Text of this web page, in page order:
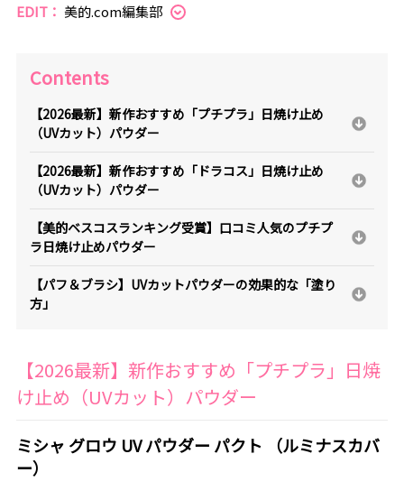
EDIT： 美的.com編集部
Contents
【2026最新】新作おすすめ「プチプラ」日焼け止め
（UVカット）パウダー
【2026最新】新作おすすめ「ドラコス」日焼け止め
（UVカット）パウダー
【美的ベスコスランキング受賞】口コミ人気のプチプ
ラ日焼け止めパウダー
【パフ＆ブラシ】UVカットパウダーの効果的な「塗り
方」
【2026最新】新作おすすめ「プチプラ」日焼
け止め（UVカット）パウダー
ミシャ グロウ UV パウダー パクト （ルミナスカバ
ー）